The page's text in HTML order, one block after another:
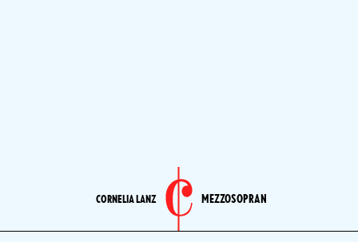
CORNELIA LANZ MEZZOSOPRAN